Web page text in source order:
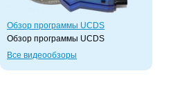
Обзор программы UCDS
Обзор программы UCDS
Все видеообзоры